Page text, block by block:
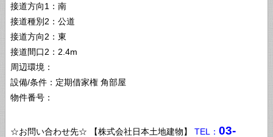
接道方向1：南
接道種別2：公道
接道方向2：東
接道間口2：2.4m
周辺環境：
設備/条件：定期借家権 角部屋
物件番号：
☆お問い合わせ先☆ 【株式会社日本土地建物】 TEL： 03-